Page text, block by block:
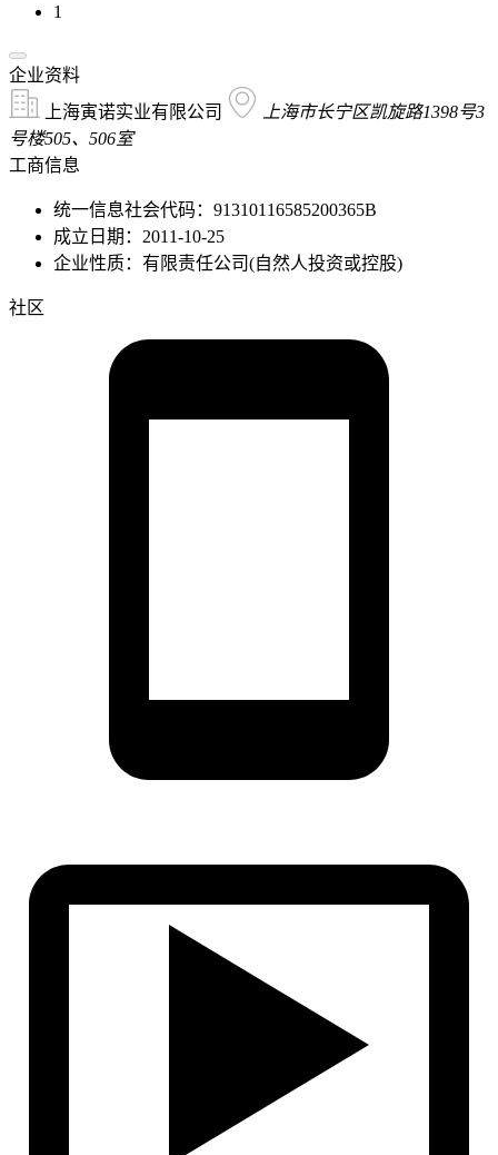
1
企业资料
上海寅诺实业有限公司
上海市长宁区凯旋路1398号3
号楼505、506室
工商信息
统一信息社会代码：91310116585200365B
成立日期：2011-10-25
企业性质：有限责任公司(自然人投资或控股)
社区